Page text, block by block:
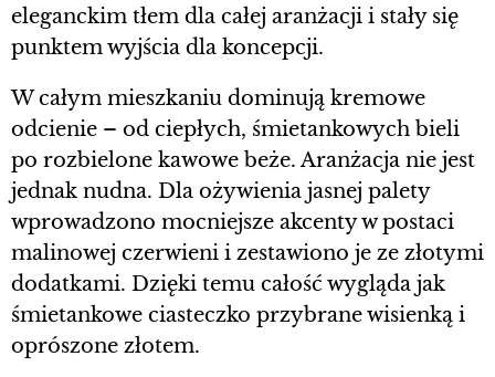
eleganckim tłem dla całej aranżacji i stały się
punktem wyjścia dla koncepcji.
W całym mieszkaniu dominują kremowe
odcienie – od ciepłych, śmietankowych bieli
po rozbielone kawowe beże. Aranżacja nie jest
jednak nudna. Dla ożywienia jasnej palety
wprowadzono mocniejsze akcenty w postaci
malinowej czerwieni i zestawiono je ze złotymi
dodatkami. Dzięki temu całość wygląda jak
śmietankowe ciasteczko przybrane wisienką i
oprószone złotem.